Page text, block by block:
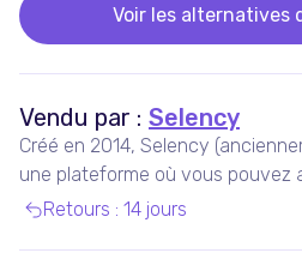
Voir les alternatives
Vendu par : Selency
Créé en 2014, Selency
une plateforme où vous pouvez
mobilier et des décorations
Retours : 14 jours